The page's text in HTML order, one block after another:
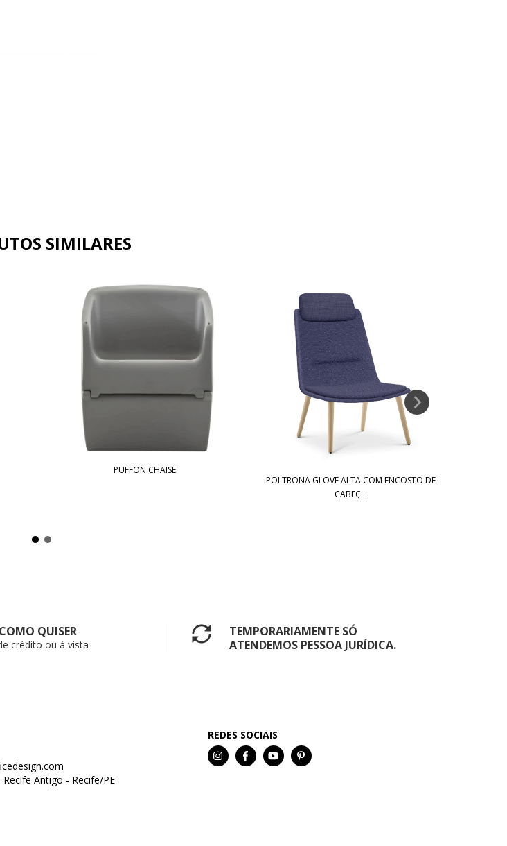
SIMILARES
PUFFON CHAISE
POLTRONA GLOVE ALTA COM ENCOSTO DE
CABEÇ...
QUISER
crédito ou à vista
TEMPORARIAMENTE SÓ
ATENDEMOS PESSOA JURÍDICA.
Antigo - Recife/PE
REDES SOCIAIS